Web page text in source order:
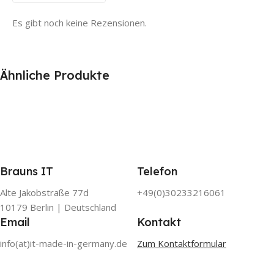
Es gibt noch keine Rezensionen.
Ähnliche Produkte
Brauns IT
Alte Jakobstraße 77d
10179 Berlin | Deutschland
Telefon
+49(0)30233216061
Email
info(at)it-made-in-germany.de
Kontakt
Zum Kontaktformular